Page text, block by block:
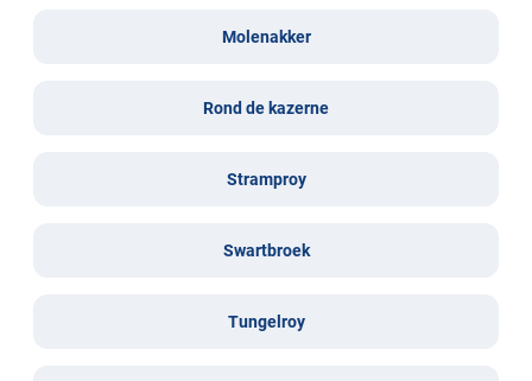
Molenakker
Rond de kazerne
Stramproy
Swartbroek
Tungelroy